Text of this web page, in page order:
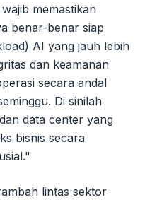
memastikan
benar-benar siap
AI yang jauh lebih
dan keamanan
secara andal
Di sinilah
data center yang
bisnis secara
lintas sektor